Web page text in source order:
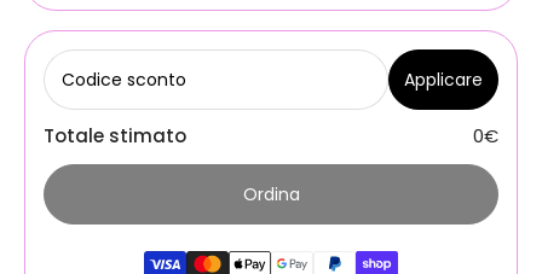
Codice sconto Applicare
Totale stimato 0€
Ordina